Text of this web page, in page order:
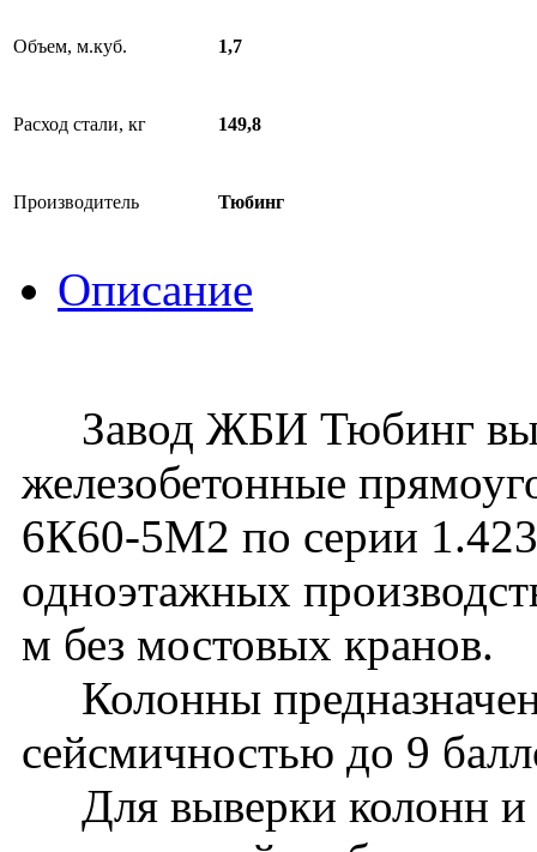
Объем, м.куб. 1,7
Расход стали, кг 149,8
Производитель Тюбинг
Описание
Завод ЖБИ Тюбинг
железобетонные
6К60-5М2 по серии
одноэтажных
м без мостовых кранов.
Колонны
сейсмичностью до 9
Для выверки колонн